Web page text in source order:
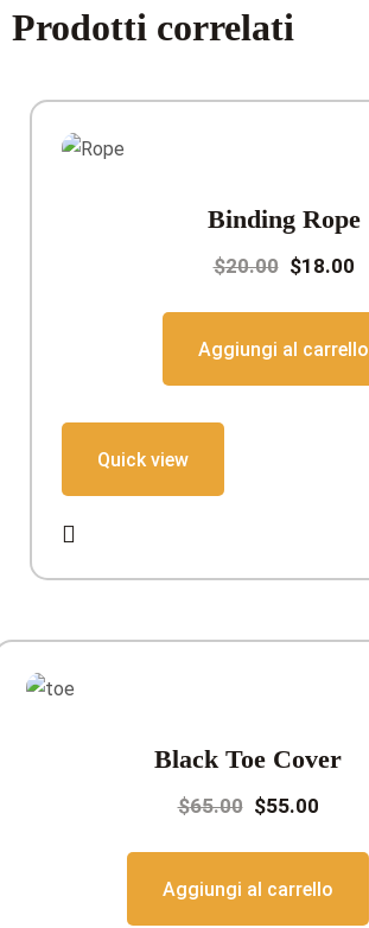
Prodotti correlati
Binding Rope
$20.00 Il
$18.00Il
Aggiungi al carrello
Quick view
Black Toe Cover
$65.00 Il
$55.00Il
Aggiungi al carrello